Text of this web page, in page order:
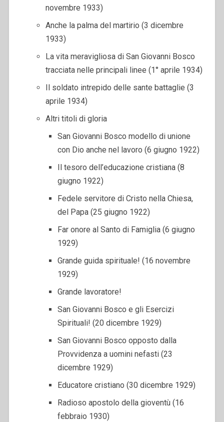
novembre 1933)
Anche la palma del martirio (3 dicembre
1933)
La vita meravigliosa di San Giovanni Bosco
tracciata nelle principali linee (1° aprile 1934)
Il soldato intrepido delle sante battaglie (3
aprile 1934)
Altri titoli di gloria
San Giovanni Bosco modello di unione
con Dio anche nel lavoro (6 giugno 1922)
Il tesoro dell’educazione cristiana (8
giugno 1922)
Fedele servitore di Cristo nella Chiesa,
del Papa (25 giugno 1922)
Far onore al Santo di Famiglia (6 giugno
1929)
Grande guida spirituale! (16 novembre
1929)
Grande lavoratore!
San Giovanni Bosco e gli Esercizi
Spirituali! (20 dicembre 1929)
San Giovanni Bosco opposto dalla
Provvidenza a uomini nefasti (23
dicembre 1929)
Educatore cristiano (30 dicembre 1929)
Radioso apostolo della gioventù (16
febbraio 1930)